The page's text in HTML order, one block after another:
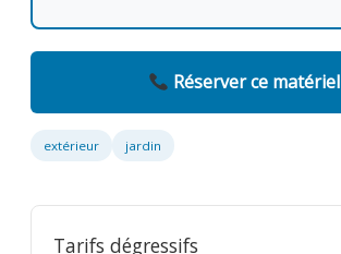
Réserver ce matériel
extérieur jardin
Tarifs dégressifs